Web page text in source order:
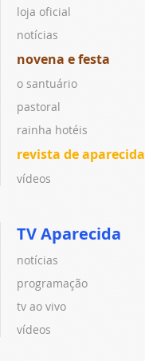
loja oficial
notícias
novena e festa
o santuário
pastoral
rainha hotéis
revista de aparecida
vídeos
TV Aparecida
notícias
programação
tv ao vivo
vídeos